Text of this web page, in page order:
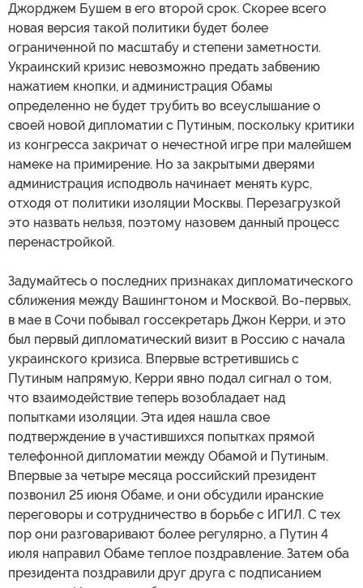
Джорджем Бушем в его второй срок. Скорее всего
новая версия такой политики будет более
ограниченной по масштабу и степени заметности.
Украинский кризис невозможно предать забвению
нажатием кнопки, и администрация Обамы
определенно не будет трубить во всеуслышание о
своей новой дипломатии с Путиным, поскольку критики
из конгресса закричат о нечестной игре при малейшем
намеке на примирение. Но за закрытыми дверями
администрация исподволь начинает менять курс,
отходя от политики изоляции Москвы. Перезагрузкой
это назвать нельзя, поэтому назовем данный процесс
перенастройкой.
Задумайтесь о последних признаках дипломатического
сближения между Вашингтоном и Москвой. Во-первых,
в мае в Сочи побывал госсекретарь Джон Керри, и это
был первый дипломатический визит в Россию с начала
украинского кризиса. Впервые встретившись с
Путиным напрямую, Керри явно подал сигнал о том,
что взаимодействие теперь возобладает над
попытками изоляции. Эта идея нашла свое
подтверждение в участившихся попытках прямой
телефонной дипломатии между Обамой и Путиным.
Впервые за четыре месяца российский президент
позвонил 25 июня Обаме, и они обсудили иранские
переговоры и сотрудничество в борьбе с ИГИЛ. С тех
пор они разговаривают более регулярно, а Путин 4
июля направил Обаме теплое поздравление. Затем оба
президента поздравили друг друга с подписанием